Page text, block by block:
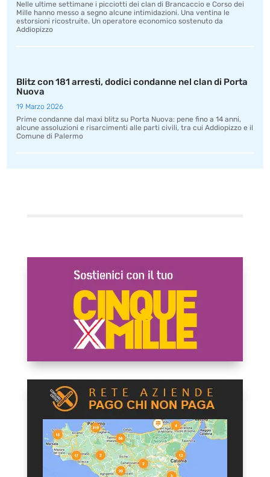
Nelle ultime settimane i picciotti dei clan di Brancaccio e Corso dei
Mille hanno messo a segno alcune intimidazioni. Una ventina le
estorsioni ricostruite. Un operatore economico sostenuto da
Addiopizzo
Blitz con 181 arresti, dodici condanne nel clan di Porta
Nuova
19 Marzo 2026
Prime condanne dal maxi blitz su Porta Nuova: pene fino a 14 anni,
alcune assoluzioni e risarcimenti alle parti civili, tra cui Addiopizzo e il
Comune di Palermo